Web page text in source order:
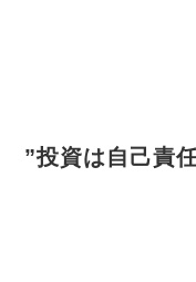
”投資は自己責